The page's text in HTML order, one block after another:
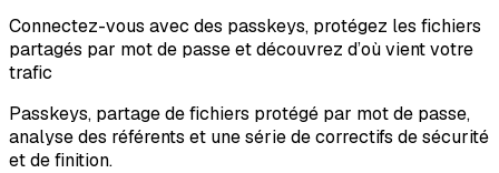
Connectez-vous avec des passkeys, protégez les fichiers
partagés par mot de passe et découvrez d’où vient votre
trafic
Passkeys, partage de fichiers protégé par mot de passe,
analyse des référents et une série de correctifs de sécurité
et de finition.